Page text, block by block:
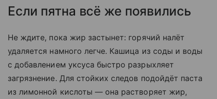
Если пятна всё же появились
Не ждите, пока жир застынет: горячий налёт
удаляется намного легче. Кашица из соды и воды
с добавлением уксуса быстро разрыхляет
загрязнение. Для стойких следов подойдёт паста
из лимонной кислоты — она растворяет жир,